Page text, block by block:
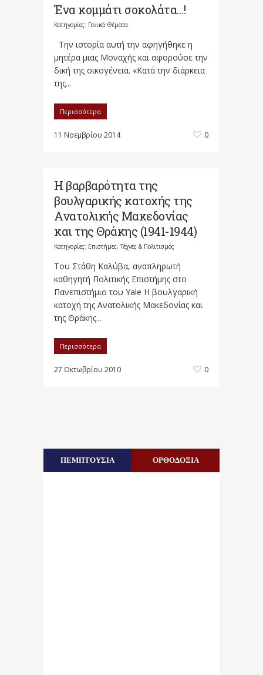
Ένα κομμάτι σοκολάτα…!
Κατηγορίες: Γενικά Θέματα
Την ιστορία αυτή την αφηγήθηκε η
μητέρα μιας Μοναχής και αφορούσε την
δική της οικογένεια. «Κατά την διάρκεια
της...
Περισσότερα
11 Νοεμβρίου 2014 0
H βαρβαρότητα της
βουλγαρικής κατοχής της
Ανατολικής Μακεδονίας
και της Θράκης (1941-1944)
Κατηγορίες: Επιστήμες, Τέχνες & Πολιτισμός
Του Στάθη Καλύβα, αναπληρωτή
καθηγητή Πολιτικής Επιστήμης στο
Πανεπιστήμιο του Yale H βουλγαρική
κατοχή της Ανατολικής Μακεδονίας και
της Θράκης...
Περισσότερα
27 Οκτωβρίου 2010 0
ΠΕΜΠΤΟΥΣΙΑ ΟΡΘΟΔΟΞΙΑ